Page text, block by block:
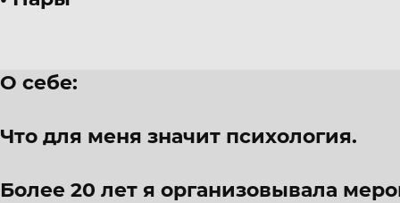
О себе:
Что для меня значит психология.
Более 20 лет я организовывала